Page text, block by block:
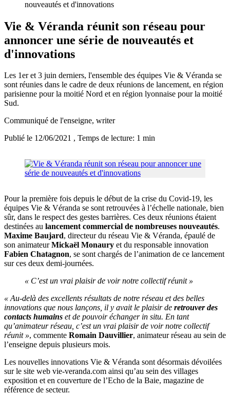
nouveautés et d'innovations
Vie & Véranda réunit son réseau pour
annoncer une série de nouveautés et
d'innovations
Les 1er et 3 juin derniers, l'ensemble des équipes Vie & Véranda se
sont réunies dans le cadre de deux réunions de lancement, en région
parisienne pour la moitié Nord et en région lyonnaise pour la moitié
Sud.
Communiqué de l'enseigne, writer
Publié le 12/06/2021 , Temps de lecture: 1 min
Pour la première fois depuis le début de la crise du Covid-19, les
équipes Vie & Véranda se sont retrouvées à l’échelle nationale, bien
sûr, dans le respect des gestes barrières. Ces deux réunions étaient
destinées au lancement commercial de nombreuses nouveautés.
Maxime Baujard, directeur du réseau Vie & Véranda, épaulé de
son animateurMickaël Monaury et du responsable innovation
Fabien Chatagnon, se sont chargés de l’animation de ce lancement
sur ces deux demi-journées.
« C’est un vrai plaisir de voir notre collectif réunit »
« Au-delà des excellents résultats de notre réseau et des belles
innovations que nous lançons, il y avait le plaisir de retrouver des
contacts humains et de pouvoir échanger in situ. En tant
qu’animateur réseau, c’est un vrai plaisir de voir notre collectif
réunit », commente Romain Dauvillier, animateur réseau au sein de
l’enseigne depuis plusieurs mois.
Les nouvelles innovations Vie & Véranda sont désormais dévoilées
sur le site web vie-veranda.com ainsi qu’au sein des villages
exposition et en couverture de l’Echo de la Baie, magazine de
référence de secteur.